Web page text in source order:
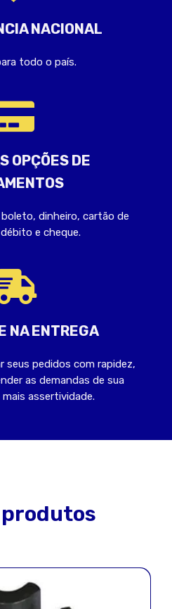
NACIONAL
todo o país.
OPÇÕES DE
dinheiro, cartão de
e cheque.
NA ENTREGA
seus pedidos com rapidez,
as demandas de sua
assertividade.